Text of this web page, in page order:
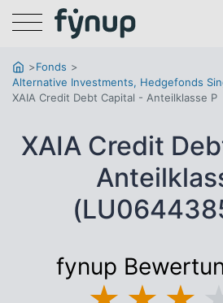
Menu
Fonds
Alternative Investments, Hedgefonds
XAIA Credit Debt Capital - Anteilklasse P
XAIA Credit
fynup